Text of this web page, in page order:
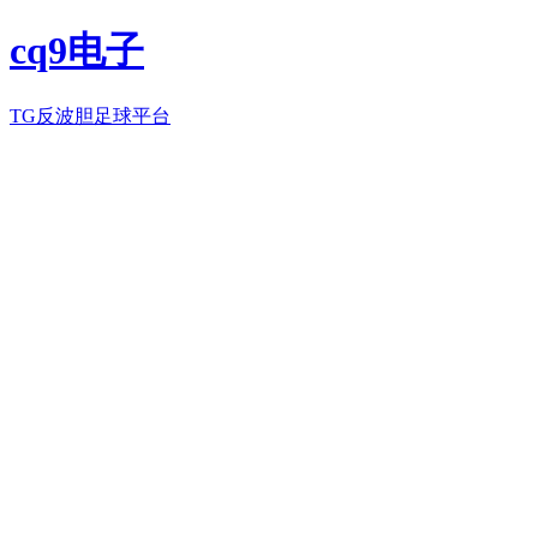
cq9电子
TG反波胆足球平台